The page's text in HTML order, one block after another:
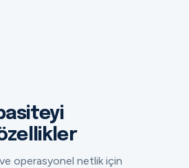
ve operasyonel netlik için